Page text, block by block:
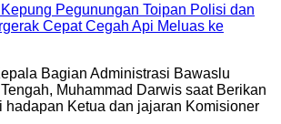
Pegunungan Toipan Polisi dan
Cepat Cegah Api Meluas ke